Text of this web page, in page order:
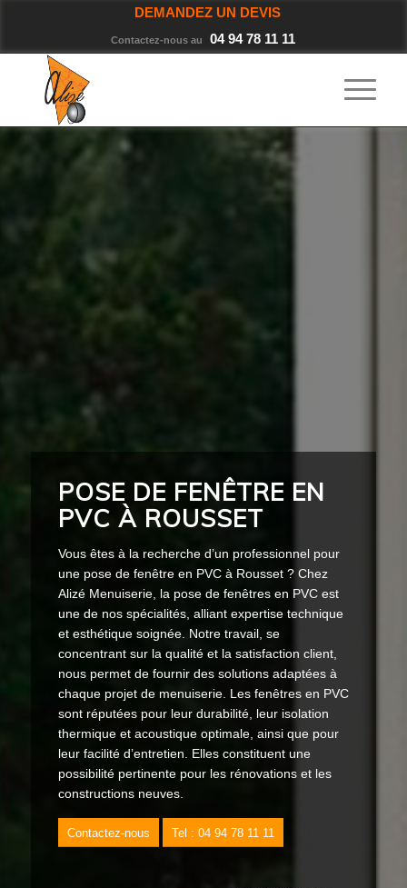
DEMANDEZ UN DEVIS
Contactez-nous au 04 94 78 11 11
POSE DE FENÊTRE EN
PVC À ROUSSET
Vous êtes à la recherche d’un professionnel pour
une pose de fenêtre en PVC à Rousset ? Chez
Alizé Menuiserie, la pose de fenêtres en PVC est
une de nos spécialités, alliant expertise technique
et esthétique soignée. Notre travail, se
concentrant sur la qualité et la satisfaction client,
nous permet de fournir des solutions adaptées à
chaque projet de menuiserie. Les fenêtres en PVC
sont réputées pour leur durabilité, leur isolation
thermique et acoustique optimale, ainsi que pour
leur facilité d’entretien. Elles constituent une
possibilité pertinente pour les rénovations et les
constructions neuves.
Contactez-nous Tel : 04 94 78 11 11